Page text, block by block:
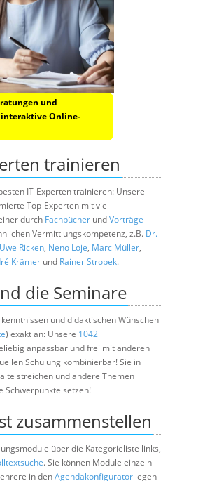
und
interaktive Online-
trainieren
IT-Experten trainieren: Unsere
Top-Experten mit viel
durch Fachbücher undVorträge
Vermittlungskompetenz, z.B. Dr.
Uwe Ricken, Neno Loje, Marc Müller,
Krämer und Rainer Stropek.
die Seminare
und didaktischen Wünschen
) exakt an: Unsere 1042
anpassbar und frei mit anderen
Schulung kombinierbar! Sie in
streichen und andere Themen
Schwerpunkte setzen!
zusammenstellen
über die Kategorieliste links,
. Sie können Module einzeln
in denAgendakonfigurator legen